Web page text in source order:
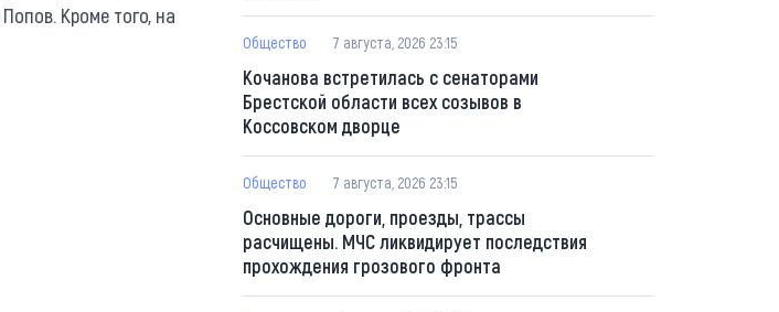
Кроме того, на
Общество 7 августа, 2026 23:15
Кочанова встретилась с сенаторами
Брестской области всех созывов в
Коссовском дворце
Общество 7 августа, 2026 23:15
Основные дороги, проезды, трассы
расчищены. МЧС ликвидирует последствия
прохождения грозового фронта